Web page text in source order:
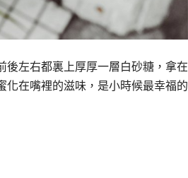
左右都裏上厚厚一層白砂糖，拿在
在嘴裡的滋味，是小時候最幸福的